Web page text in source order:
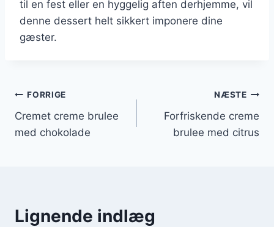
til en fest eller en hyggelig aften derhjemme, vil
denne dessert helt sikkert imponere dine
gæster.
Indlægsnavigation
FORRIGE
Cremet creme brulee
med chokolade
NÆSTE
Forfriskende creme
brulee med citrus
Lignende indlæg